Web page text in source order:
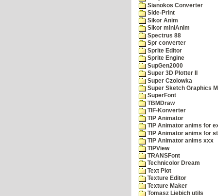
Sianokos Converter
Side-Print
Sikor Anim
Sikor miniAnim
Spectrus 88
Spr converter
Sprite Editor
Sprite Engine
SupGen2000
Super 3D Plotter II
Super Czolowka
Super Sketch Graphics
SuperFont
TBMDraw
TIF-Konverter
TIP Animator
TIP Animator anims for
TIP Animator anims for
TIP Animator anims xxx
TIPView
TRANSFont
Technicolor Dream
Text Plot
Texture Editor
Texture Maker
Tomasz Liebich utils